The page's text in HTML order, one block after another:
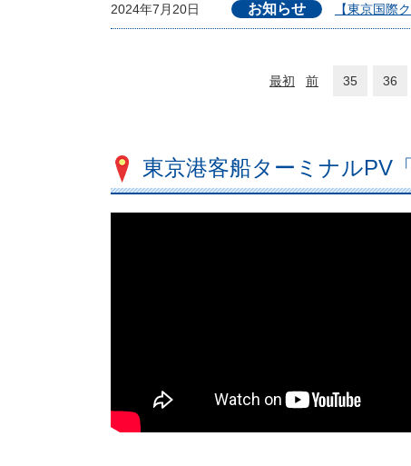
2024年7月20日 お知らせ 【東京国際
最初 前 35 36
東京港客船ターミナルPV